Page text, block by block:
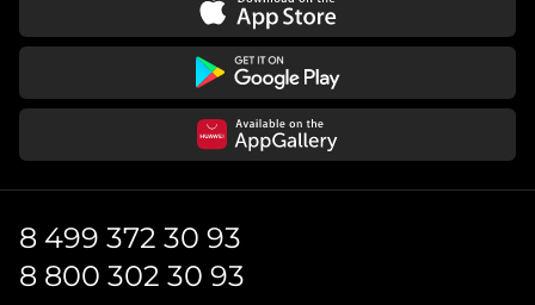
8 499 372 30 93
8 800 302 30 93